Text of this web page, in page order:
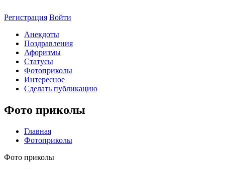
Регистрация Войти
Анекдоты
Поздравления
Афоризмы
Статусы
Фотоприколы
Интересное
Сделать публикацию
Фото приколы
Главная
Фотоприколы
Фото приколы